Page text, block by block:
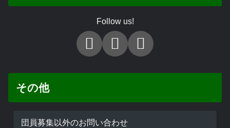
Follow us!
その他
団員募集以外のお問い合わせ